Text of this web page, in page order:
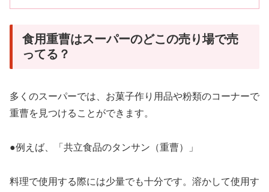
食用重曹はスーパーのどこの売り場で売
ってる？
多くのスーパーでは、お菓子作り用品や粉類のコーナーで
重曹を見つけることができます。
●例えば、「共立食品のタンサン（重曹）」
料理で使用する際には少量でも十分です。溶かして使用す